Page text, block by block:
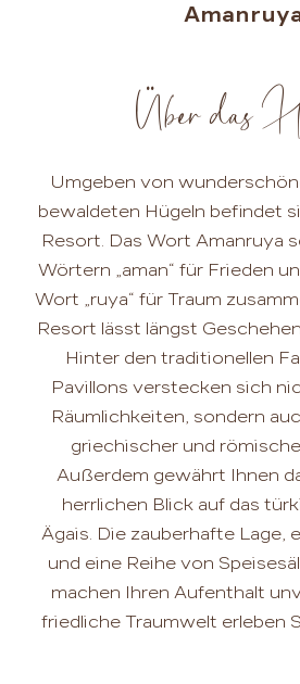
Über das
Umgeben von
bewaldeten Hügeln befindet
Resort. Das Wort Amanruya
Wörtern „aman“ für Frieden
Wort „ruya“ für Traum
Resort lässt längst
Hinter den traditionellen
Pavillons verstecken sich
Räumlichkeiten, sondern
griechischer und
Außerdem gewährt Ihnen
herrlichen Blick auf das
Ägais. Die zauberhafte Lage,
und eine Reihe von
machen Ihren Aufenthalt
friedliche Traumwelt erleben